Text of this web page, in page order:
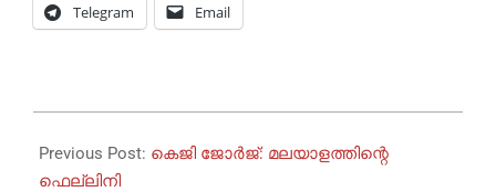
Telegram Email
09-
27
Previous Post: കെജി ജോർജ്: മലയാളത്തിന്റെ
ഫെല്ലിനി